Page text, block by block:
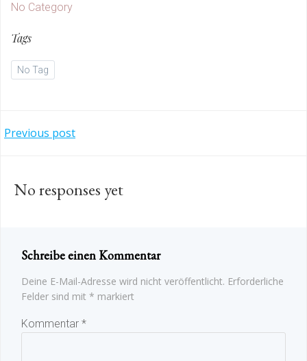
No Category
Tags
No Tag
Post
Previous post
No responses yet
Schreibe einen Kommentar
Deine E-Mail-Adresse wird nicht veröffentlicht. Erforderliche
Felder sind mit * markiert
Kommentar *